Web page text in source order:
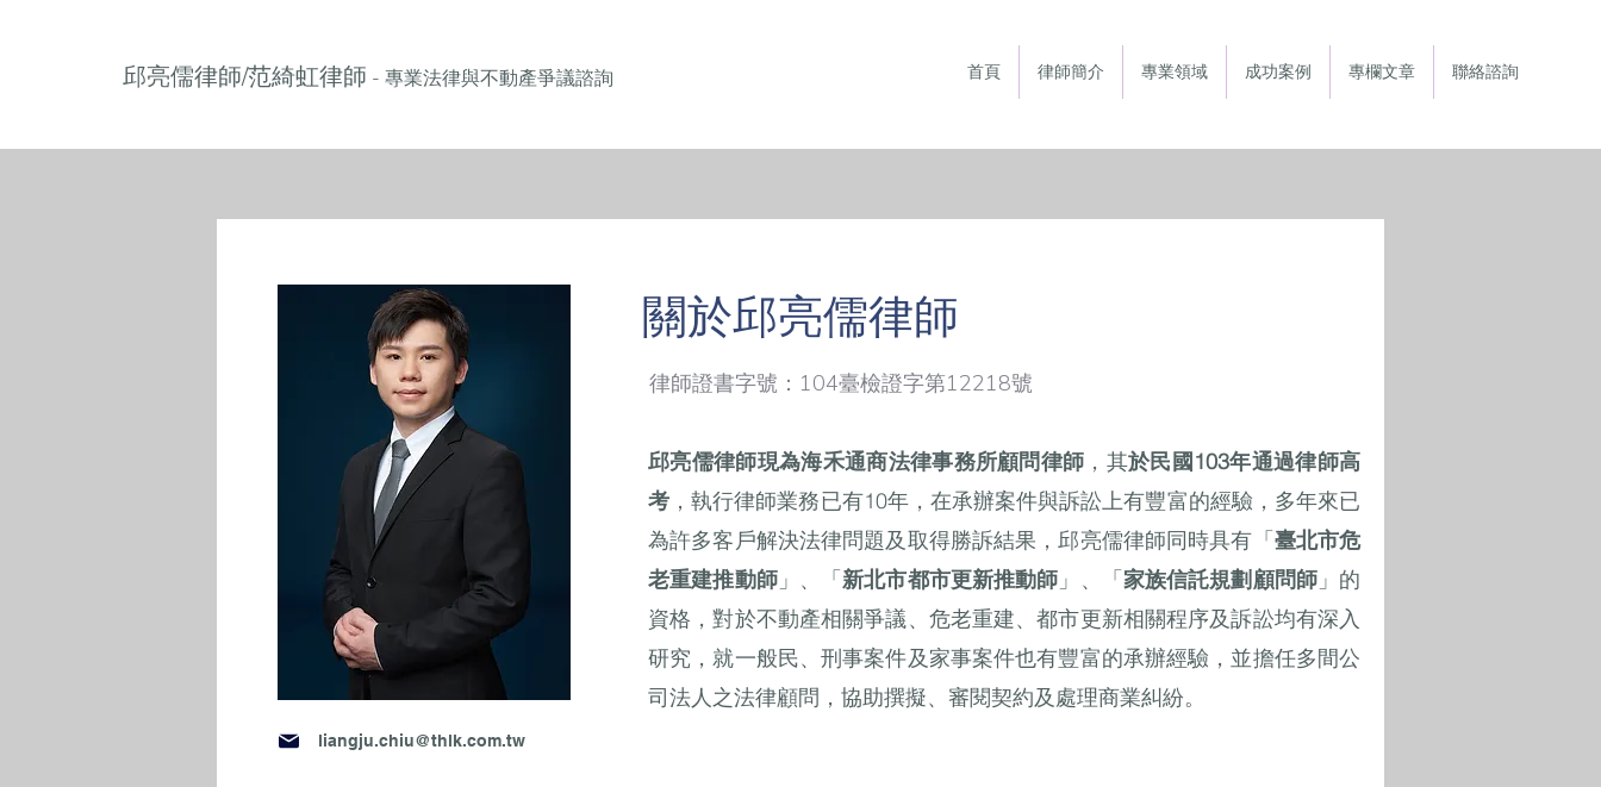
邱亮儒律師/范綺虹律師 - 專業法律與不動產爭議諮詢 首頁 律師簡介 專業領域 成功案例 專欄文章 聯絡諮詢
liangju.chiu@thlk.com.tw
關於邱亮儒律師
律師證書字號：104臺檢證字第12218號
邱亮儒律師現為海禾通商法律事務所顧問律師 ，其於民國103年通過律師高
考 ，執行律師業務已有10年，在承辦案件與訴訟上有豐富的經驗，多年來已
為許多客戶解決法律問題及取得勝訴結果，邱亮儒律師同時具有「臺北市危
老重建推動師」、「新北市都市更新推動師 」、「家族信託規劃顧問師」的
資格，對於不動產相關爭議、危老重建、都市更新相關程序及訴訟均有深入
研究，就一般民、刑事案件及家事案件也有豐富的承辦經驗，並擔任多間公
司法人之法律顧問，協助撰擬、審閱契約及處理商業糾紛。